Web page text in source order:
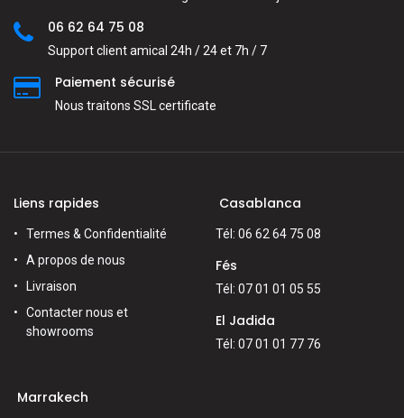
06 62 64 75 08
Support client amical 24h / 24 et 7h / 7
Paiement sécurisé
Nous traitons SSL сertificate
Liens rapides
Termes & Confidentialité
A propos de nous
Livraison
Contacter nous et
showrooms
Casablanca
Tél: 06 62 64 75 08
Fés
Tél: 07 01 01 05 55
El Jadida
Tél: 07 01 01 77 76
Marrakech